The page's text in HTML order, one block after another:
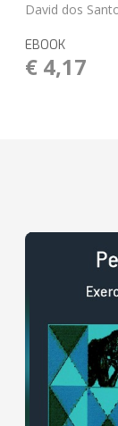
David dos
EBOOK
€ 4,17